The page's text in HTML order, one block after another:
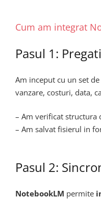
Cum am integrat
Pasul 1:
Am inceput cu un set
vanzare, costuri, data,
– Am verificat structura
– Am salvat fisierul in
Pasul 2:
NotebookLM permite